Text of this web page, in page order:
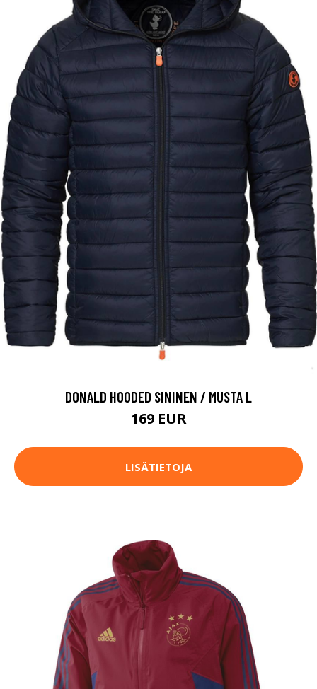
DONALD HOODED SININEN / MUSTA L
169 EUR
LISÄTIETOJA